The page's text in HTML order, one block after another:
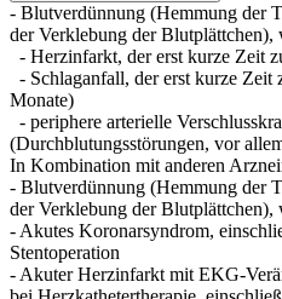
- Blutverdünnung (Hemmung der
der Verklebung der Blutplättchen),
- Herzinfarkt, der erst kurze Zeit
- Schlaganfall, der erst kurze Zeit
Monate)
- periphere arterielle
(Durchblutungsstörungen, vor
In Kombination mit anderen
- Blutverdünnung (Hemmung der
der Verklebung der Blutplättchen),
- Akutes Koronarsyndrom,
Stentoperation
- Akuter Herzinfarkt mit EKG-